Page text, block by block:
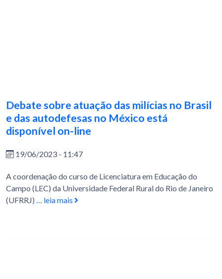
Debate sobre atuação das milícias no Brasil
e das autodefesas no México está
disponível on-line
19/06/2023 - 11:47
A coordenação do curso de Licenciatura em Educação do
Campo (LEC) da Universidade Federal Rural do Rio de Janeiro
(UFRRJ)
… leia mais